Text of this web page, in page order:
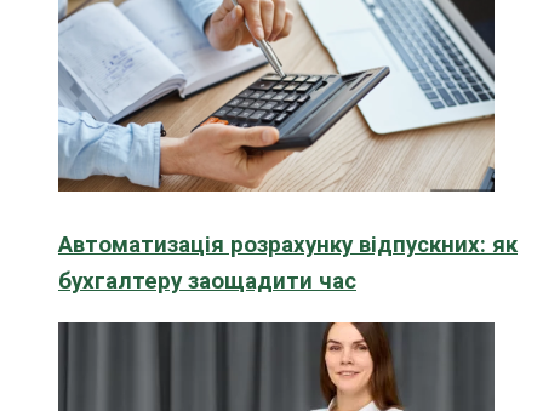
Автоматизація розрахунку відпускних: як
бухгалтеру заощадити час